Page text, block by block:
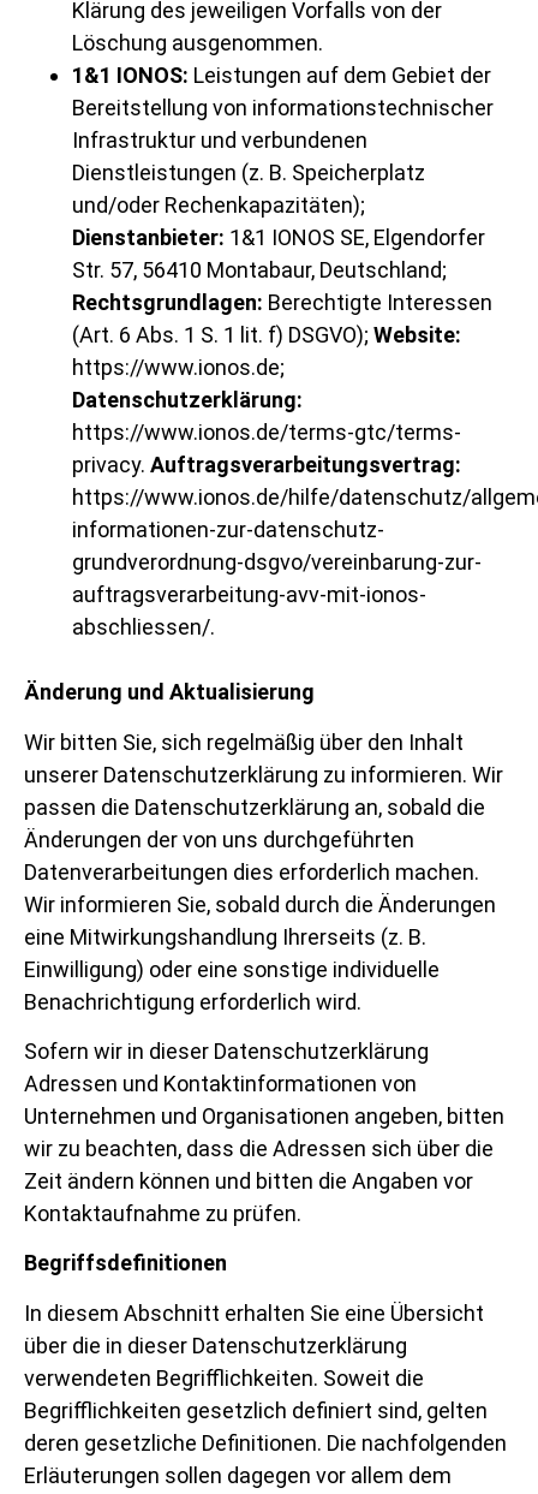
Klärung des jeweiligen Vorfalls von der
Löschung ausgenommen.
1&1 IONOS: Leistungen auf dem Gebiet der
Bereitstellung von informationstechnischer
Infrastruktur und verbundenen
Dienstleistungen (z. B. Speicherplatz
und/oder Rechenkapazitäten);
Dienstanbieter: 1&1 IONOS SE, Elgendorfer
Str. 57, 56410 Montabaur, Deutschland;
Rechtsgrundlagen: Berechtigte Interessen
(Art. 6 Abs. 1 S. 1 lit. f) DSGVO); Website:
https://www.ionos.de;
Datenschutzerklärung:
https://www.ionos.de/terms-gtc/terms-
privacy. Auftragsverarbeitungsvertrag:
https://www.ionos.de/hilfe/datenschutz/
informationen-zur-datenschutz-
grundverordnung-dsgvo/vereinbarung-zur-
auftragsverarbeitung-avv-mit-ionos-
abschliessen/.
Änderung und Aktualisierung
Wir bitten Sie, sich regelmäßig über den Inhalt
unserer Datenschutzerklärung zu informieren. Wir
passen die Datenschutzerklärung an, sobald die
Änderungen der von uns durchgeführten
Datenverarbeitungen dies erforderlich machen.
Wir informieren Sie, sobald durch die Änderungen
eine Mitwirkungshandlung Ihrerseits (z. B.
Einwilligung) oder eine sonstige individuelle
Benachrichtigung erforderlich wird.
Sofern wir in dieser Datenschutzerklärung
Adressen und Kontaktinformationen von
Unternehmen und Organisationen angeben, bitten
wir zu beachten, dass die Adressen sich über die
Zeit ändern können und bitten die Angaben vor
Kontaktaufnahme zu prüfen.
Begriffsdefinitionen
In diesem Abschnitt erhalten Sie eine Übersicht
über die in dieser Datenschutzerklärung
verwendeten Begrifflichkeiten. Soweit die
Begrifflichkeiten gesetzlich definiert sind, gelten
deren gesetzliche Definitionen. Die nachfolgenden
Erläuterungen sollen dagegen vor allem dem